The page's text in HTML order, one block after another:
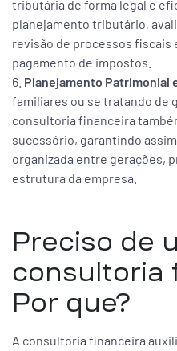
tributária de forma legal e
planejamento tributário,
revisão de processos fiscais
pagamento de impostos.
Planejamento Patrimonial
familiares ou se tratando de
consultoria financeira
sucessório, garantindo
organizada entre gerações,
estrutura da empresa.
Preciso de
consultoria
Por que?
A consultoria financeira